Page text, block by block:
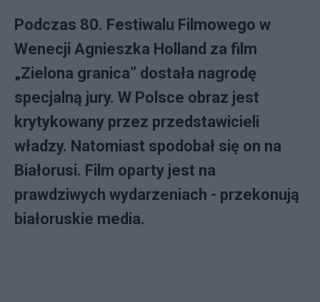
Podczas 80. Festiwalu Filmowego w
Wenecji Agnieszka Holland za film
„Zielona granica” dostała nagrodę
specjalną jury. W Polsce obraz jest
krytykowany przez przedstawicieli
władzy. Natomiast spodobał się on na
Białorusi. Film oparty jest na
prawdziwych wydarzeniach - przekonują
białoruskie media.